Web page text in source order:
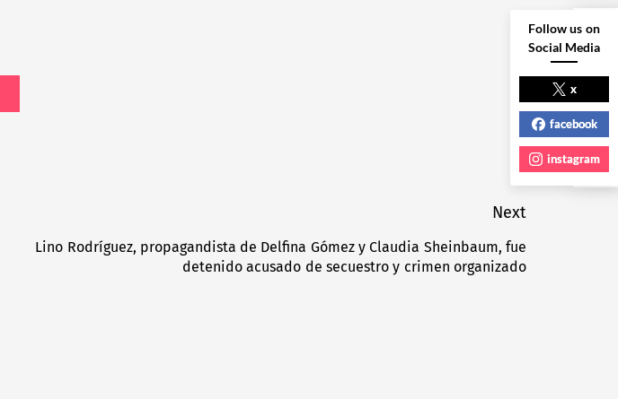
Next
post:
Lino Rodríguez, propagandista de Delfina Gómez y Claudia Sheinbaum, fue
detenido acusado de secuestro y crimen organizado
NEXT POST
Follow us on
Social Media
x
facebook
instagram